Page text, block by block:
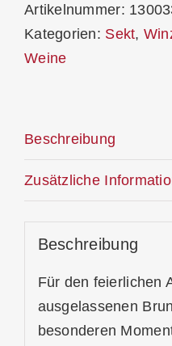
Artikelnummer:
Kategorien: Sekt,
Weine
Beschreibung
Zusätzliche
Beschreibung
Für den feierlichen
ausgelassenen
besonderen